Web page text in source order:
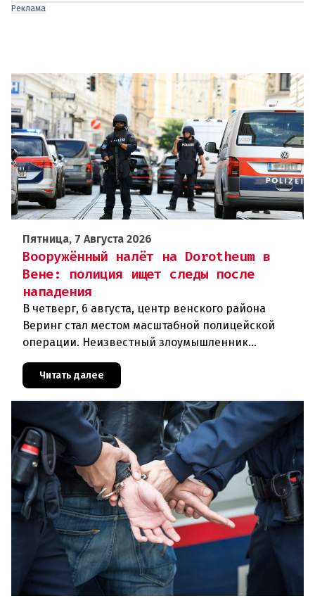
Реклама
Пятница, 7 Августа 2026
Вооружённый налёт на Dorotheum в
Вене: полиция ищет следы после
нападения
В четверг, 6 августа, центр венского района
Веринг стал местом масштабной полицейской
операции. Неизвестный злоумышленник
совершил вооружённое нападение на филиал
знаменитого аукционного дома Dorotheu
Читать далее